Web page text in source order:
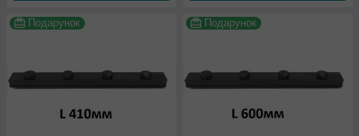
Подарунок Подарунок